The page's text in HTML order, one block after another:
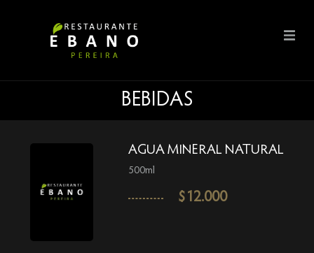
BEBIDAS
AGUA MINERAL NATURAL
500ml
$12.000